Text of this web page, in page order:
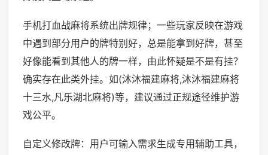
手机打血战麻将系统出牌规律；一些玩家反映在游戏
中遇到部分用户的牌特别好，总是能拿到好牌，甚至
好像能看到其他人的牌一样，由此怀疑是不是有挂？
确实存在此类外挂。如(沐沐福建麻将,沐沐福建麻将
十三水,凡乐湖北麻将)等，建议通过正规途径维护游
戏公平。
自定义修改牌：用户可输入需求生成专用辅助工具，